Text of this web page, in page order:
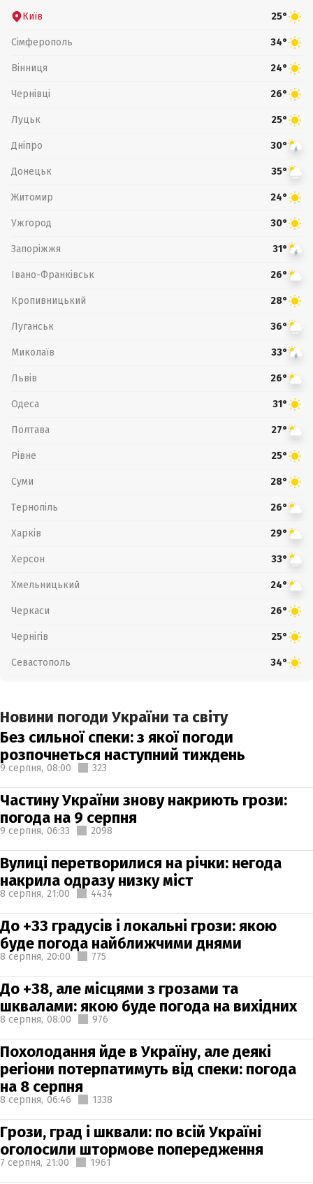
Київ 25°
Сімферополь 34°
Вінниця 24°
Чернівці 26°
Луцьк 25°
Дніпро 30°
Донецьк 35°
Житомир 24°
Ужгород 30°
Запоріжжя 31°
Івано-Франківськ 26°
Кропивницький 28°
Луганськ 36°
Миколаїв 33°
Львів 26°
Одеса 31°
Полтава 27°
Рівне 25°
Суми 28°
Тернопіль 26°
Харків 29°
Херсон 33°
Хмельницький 24°
Черкаси 26°
Чернігів 25°
Севастополь 34°
Новини погоди України та світу
Без сильної спеки: з якої погоди
розпочнеться наступний тиждень
9 серпня, 08:00 323
Частину України знову накриють грози:
погода на 9 серпня
9 серпня, 06:33 2098
Вулиці перетворилися на річки: негода
накрила одразу низку міст
8 серпня, 21:00 4434
До +33 градусів і локальні грози: якою
буде погода найближчими днями
8 серпня, 20:00 775
До +38, але місцями з грозами та
шквалами: якою буде погода на вихідних
8 серпня, 08:00 976
Похолодання йде в Україну, але деякі
регіони потерпатимуть від спеки: погода
на 8 серпня
8 серпня, 06:46 1338
Грози, град і шквали: по всій Україні
оголосили штормове попередження
7 серпня, 21:00 1961